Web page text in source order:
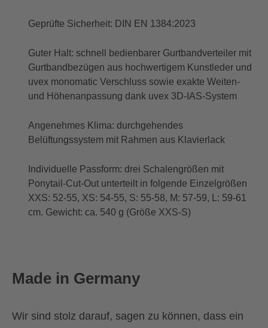
Geprüfte Sicherheit: DIN EN 1384:2023
Guter Halt: schnell bedienbarer Gurtbandverteiler mit
Gurtbandbezügen aus hochwertigem Kunstleder und
uvex monomatic Verschluss sowie exakte Weiten-
und Höhenanpassung dank uvex 3D-IAS-System
Angenehmes Klima: durchgehendes
Belüftungssystem mit Rahmen aus Klavierlack
Individuelle Passform: drei Schalengrößen mit
Ponytail-Cut-Out unterteilt in folgende Einzelgrößen
XXS: 52-55, XS: 54-55, S: 55-58, M: 57-59, L: 59-61
cm. Gewicht: ca. 540 g (Größe XXS-S)
Made in Germany
Wir sind stolz darauf, sagen zu können, dass ein